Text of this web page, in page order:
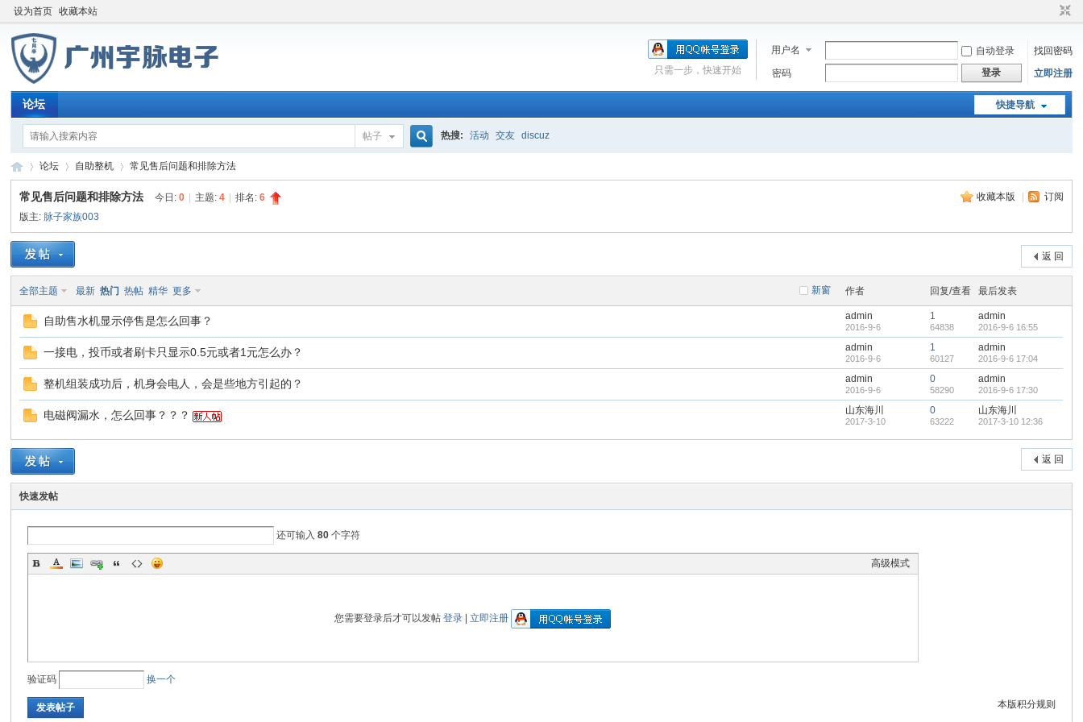
设为首页 收藏本站
用户名 自动登录
找回密码
密码
登录 立即注册
只需一步，快速开始
快捷导航
论坛
帖子 热搜: 活动 交友 discuz
宇 »
论坛
›
自助整机
›
常见售后问题和排除方法
收藏本版 订阅
常见售后问题和排除方法 今日:0 主题:4 排名:6
版主: 脉子家族003
返 回
新窗
全部主题 最新 热门 热帖 精华 更多 作者 回复/查看 最后发表
自助售水机显示停售是怎么回事？ admin
2016-9-6
1
64838
admin
2016-9-6 16:55
一接电，投币或者刷卡只显示0.5元或者1元怎么办？ admin
2016-9-6
1
60127
admin
2016-9-6 17:04
整机组装成功后，机身会电人，会是些地方引起的？ admin
2016-9-6
0
58290
admin
2016-9-6 17:30
电磁阀漏水，怎么回事？？？ 山东海川
2017-3-10
0
63222
山东海川
2017-3-10 12:36
返 回
快速发帖
还可输入80 个字符
高级模式
您需要登录后才可以发帖登录 |立即注册
验证码 换一个
本版积分规则
发表帖子